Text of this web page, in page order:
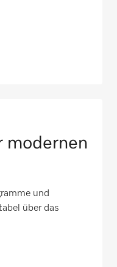
modernen
und
über das